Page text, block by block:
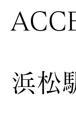
浜松